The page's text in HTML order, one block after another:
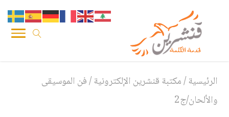
الرئيسية/مكتبة قنشرين الإلكترونية/فن الموسيقى
والألحان/ج2